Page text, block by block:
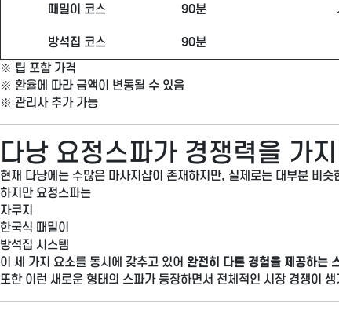
때밀이 코스 90분
방석집 코스 90분
※ 팁 포함 가격
※ 환율에 따라 금액이 변동될 수 있음
※ 관리사 추가 가능
다낭 요정스파가 경쟁력을 가
현재 다낭에는 수많은 마사지샵이 존재하지만, 실제로는 대부분 비슷
하지만 요정스파는
자쿠지
한국식 때밀이
방석집 시스템
이 세 가지 요소를 동시에 갖추고 있어 완전히 다른 경험을 제공하는
또한 이런 새로운 형태의 스파가 등장하면서 전체적인 시장 경쟁이